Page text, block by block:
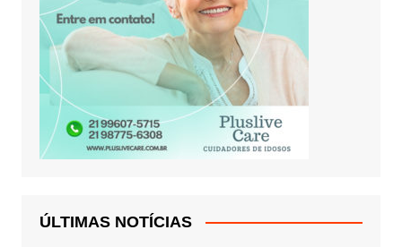
ÚLTIMAS NOTÍCIAS